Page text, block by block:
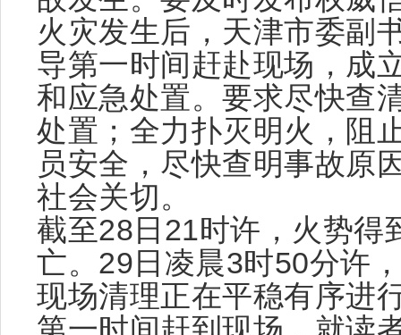
火灾发生后，天津市委副
导第一时间赶赴现场，成
和应急处置。要求尽快查
处置；全力扑灭明火，阻
员安全，尽快查明事故原
社会关切。
截至28日21时许，火势得
亡。29日凌晨3时50分许
现场清理正在平稳有序进